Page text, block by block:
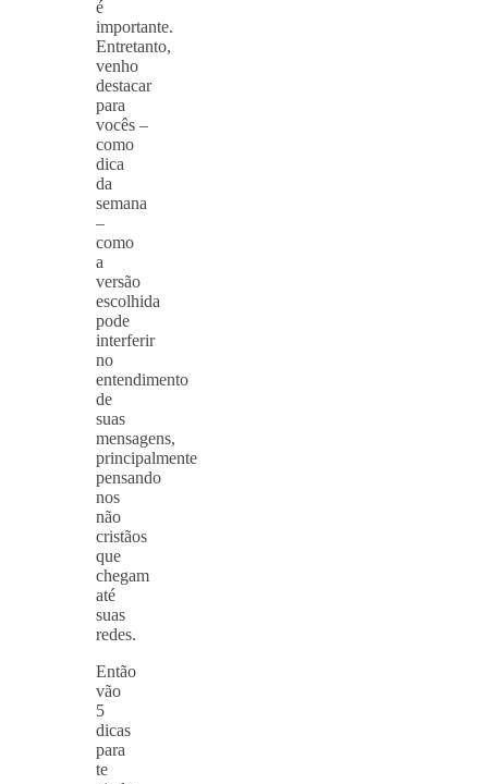
é
importante.
Entretanto,
venho
destacar
para
vocês –
como
dica
da
semana
–
como
a
versão
escolhida
pode
interferir
no
entendimento
de
suas
mensagens,
principalmente
pensando
nos
não
cristãos
que
chegam
até
suas
redes.
Então
vão
5
dicas
para
te